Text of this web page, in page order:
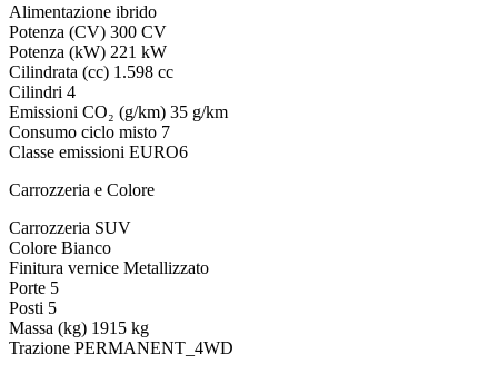
Alimentazione ibrido
Potenza (CV) 300 CV
Potenza (kW) 221 kW
Cilindrata (cc) 1.598 cc
Cilindri 4
Emissioni CO₂ (g/km) 35 g/km
Consumo ciclo misto 7
Classe emissioni EURO6
Carrozzeria e Colore
Carrozzeria SUV
Colore Bianco
Finitura vernice Metallizzato
Porte 5
Posti 5
Massa (kg) 1915 kg
Trazione PERMANENT_4WD